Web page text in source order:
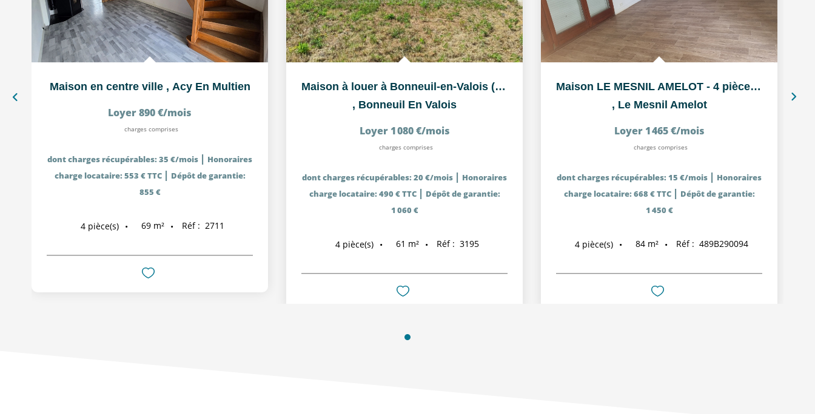
Maison en centre ville , Acy En Multien
Loyer 890 €/mois
charges comprises
dont charges récupérables: 35 €/mois | Honoraires
charge locataire: 553 € TTC | Dépôt de garantie:
855 €
4 pièce(s) 69 m² Réf : 2711
Maison à louer à Bonneuil-en-Valois (60123) - Pavillon 3...
, Bonneuil En Valois
Loyer 1 080 €/mois
charges comprises
dont charges récupérables: 20 €/mois | Honoraires
charge locataire: 490 € TTC | Dépôt de garantie:
1 060 €
4 pièce(s) 61 m² Réf : 3195
Maison LE MESNIL AMELOT - 4 pièce(s) - 83.55 m2
, Le Mesnil Amelot
Loyer 1 465 €/mois
charges comprises
dont charges récupérables: 15 €/mois | Honoraires
charge locataire: 668 € TTC | Dépôt de garantie:
1 450 €
4 pièce(s) 84 m² Réf : 489B290094